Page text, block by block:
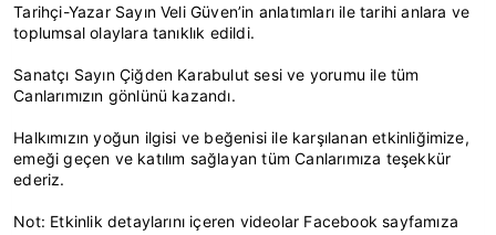
Tarihçi-Yazar Sayın Veli Güven’in anlatımları ile tarihi anlara ve
toplumsal olaylara tanıklık edildi.
Sanatçı Sayın Çiğden Karabulut sesi ve yorumu ile tüm
Canlarımızın gönlünü kazandı.
Halkımızın yoğun ilgisi ve beğenisi ile karşılanan etkinliğimize,
emeği geçen ve katılım sağlayan tüm Canlarımıza teşekkür
ederiz.
Not: Etkinlik detaylarını içeren videolar Facebook sayfamıza